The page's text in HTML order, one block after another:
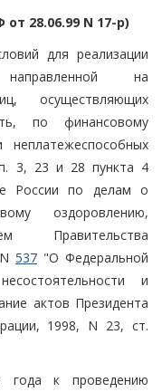
28.06.99 N 17-р)
для реализации
направленной на
осуществляющих
по финансовому
неплатежеспособных
3, 23 и 28 пункта 4
России по делам о
оздоровлению,
Правительства
537 "О Федеральной
и
актов Президента
1998, N 23, ст.
к проведению